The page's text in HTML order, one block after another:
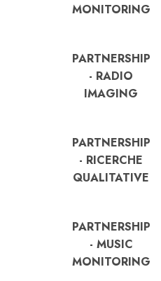
MONITORING
PARTNERSHIP
- RADIO
IMAGING
PARTNERSHIP
- RICERCHE
QUALITATIVE
PARTNERSHIP
- MUSIC
MONITORING